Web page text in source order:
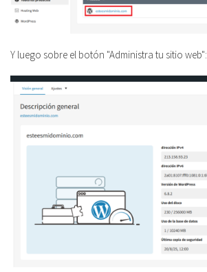
Y luego sobre el botón "Administra tu sitio web":